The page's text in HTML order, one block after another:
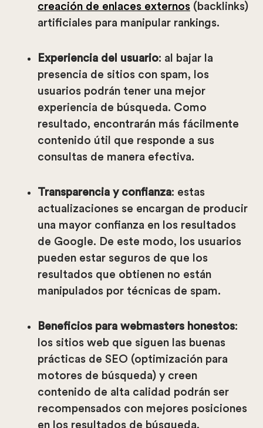
creación de enlaces externos (backlinks)
artificiales para manipular rankings.
Experiencia del usuario: al bajar la
presencia de sitios con spam, los
usuarios podrán tener una mejor
experiencia de búsqueda. Como
resultado, encontrarán más fácilmente
contenido útil que responde a sus
consultas de manera efectiva.
Transparencia y confianza: estas
actualizaciones se encargan de producir
una mayor confianza en los resultados
de Google. De este modo, los usuarios
pueden estar seguros de que los
resultados que obtienen no están
manipulados por técnicas de spam.
Beneficios para webmasters honestos:
los sitios web que siguen las buenas
prácticas de SEO (optimización para
motores de búsqueda) y creen
contenido de alta calidad podrán ser
recompensados con mejores posiciones
en los resultados de búsqueda,